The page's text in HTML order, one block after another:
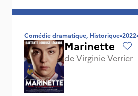
Comédie dramatique, Historique•2022
Marinette
deVirginie Verrier